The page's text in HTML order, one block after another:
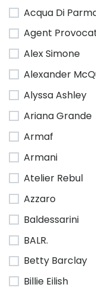
Acqua Di
Agent
Alex Simone
Alexander
Alyssa Ashley
Ariana Grande
Armaf
Armani
Atelier Rebul
Azzaro
Baldessarini
BALR.
Betty Barclay
Billie Eilish